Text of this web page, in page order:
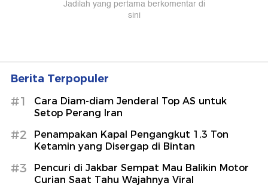
Berita Terpopuler
#1
Cara Diam-diam Jenderal Top AS untuk
Setop Perang Iran
#2
Penampakan Kapal Pengangkut 1,3 Ton
Ketamin yang Disergap di Bintan
#3
Pencuri di Jakbar Sempat Mau Balikin Motor
Curian Saat Tahu Wajahnya Viral